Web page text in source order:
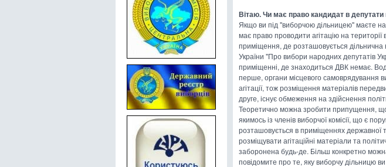
Вітаю. Чи має право кандидат в депутати
Якщо ви під "виборчою дільницею" маєте
має право проводити агітацію на
приміщення, де розташовується дільнична
України "Про вибори народних депутатів
приміщенні, де знаходиться ДВК немає.
перше, органи місцевого самоврядування
агітації, тож розміщення матеріалів
друге, існує обмеження на здійснення
Теоретично можна зробити припущення, що
якимось із членів виборчої комісії, що є
розташовується в приміщеннях державної
розміщувати агітаційні матеріали та
заборонена будь-де. Більш конкретно
повідомите про те, яку виборчу дільницю